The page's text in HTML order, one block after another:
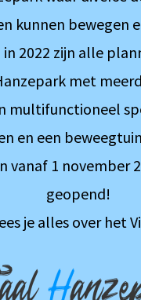
kunnen bewegen
2022 zijn alle
met
multifunctioneel
en een
vanaf 1 november
geopend!
je alles over het